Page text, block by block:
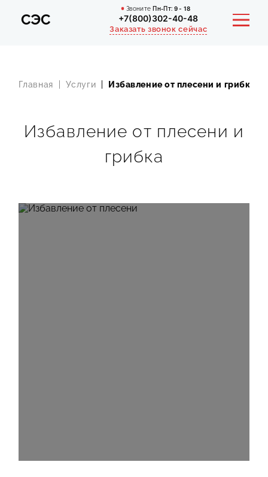
СЭС
Звоните Пн-Пт: 9 - 18
+7(800)302-40-48
Заказать звонок сейчас
О КОМПАНИИ
СТОИМОСТЬ
Главная Услуги Избавление от плесени и грибка
Избавление от плесени и
грибка